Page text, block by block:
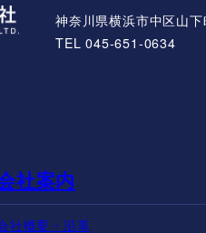
神奈川県横浜市中区山
TEL 045-651-0634
社案内
社概要・沿革